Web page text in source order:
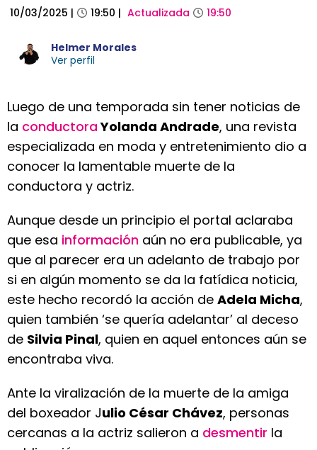
10/03/2025 | 19:50 | Actualizada 19:50
Helmer Morales
Ver perfil
Luego de una temporada sin tener noticias de
la conductoraYolanda Andrade, una revista
especializada en moda y entretenimiento dio a
conocer la lamentable muerte de la
conductora y actriz.
Aunque desde un principio el portal aclaraba
que esa información aún no era publicable, ya
que al parecer era un adelanto de trabajo por
si en algún momento se da la fatídica noticia,
este hecho recordó la acción de Adela Micha,
quien también ‘se quería adelantar’ al deceso
de Silvia Pinal, quien en aquel entonces aún se
encontraba viva.
Ante la viralización de la muerte de la amiga
del boxeador Julio César Chávez, personas
cercanas a la actriz salieron a desmentir la